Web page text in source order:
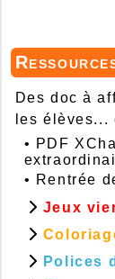
Des doc à
les
• PDF
• Rentrée
Jeux
Polices